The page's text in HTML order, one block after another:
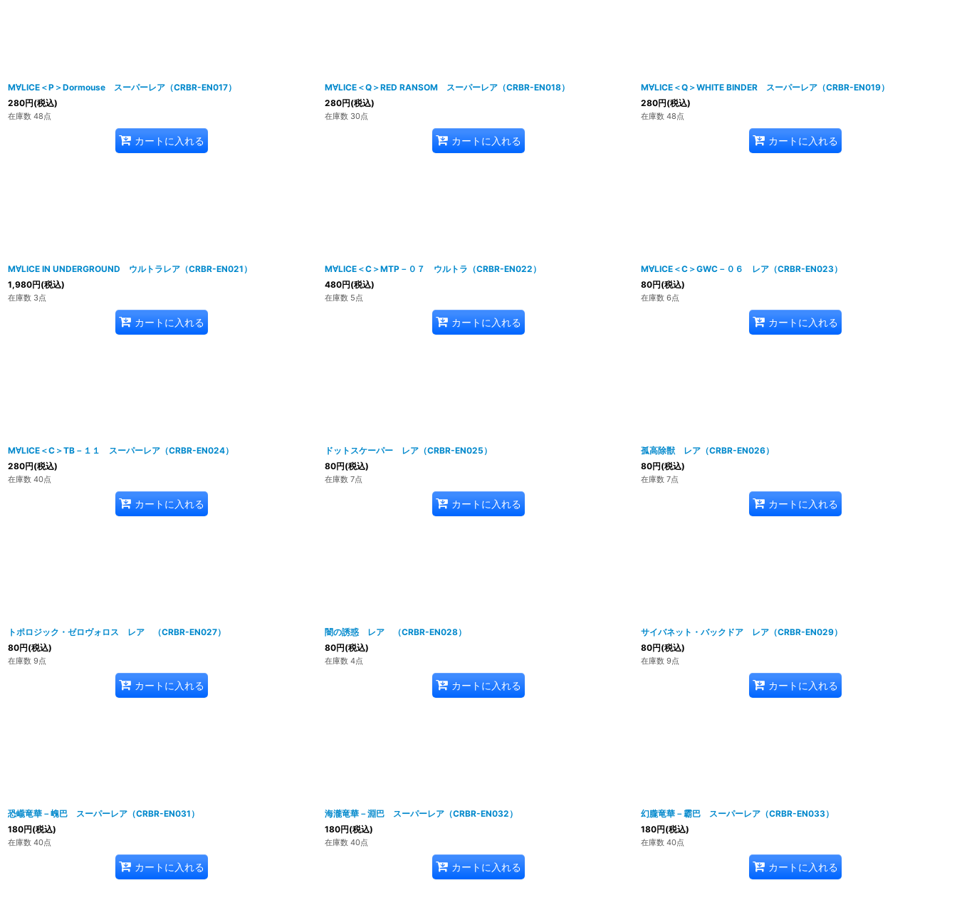
M∀LICE＜P＞Dormouse スーパーレア（CRBR-EN017）
280円(税込)
在庫数 48点
カートに入れる
M∀LICE＜Q＞RED RANSOM スーパーレア（CRBR-EN018）
280円(税込)
在庫数 30点
カートに入れる
M∀LICE＜Q＞WHITE BINDER スーパーレア（CRBR-EN019）
280円(税込)
在庫数 48点
カートに入れる
M∀LICE IN UNDERGROUND ウルトラレア（CRBR-EN021）
1,980円(税込)
在庫数 3点
カートに入れる
M∀LICE＜C＞MTP－０７ ウルトラ（CRBR-EN022）
480円(税込)
在庫数 5点
カートに入れる
M∀LICE＜C＞GWC－０６ レア（CRBR-EN023）
80円(税込)
在庫数 6点
カートに入れる
M∀LICE＜C＞TB－１１ スーパーレア（CRBR-EN024）
280円(税込)
在庫数 40点
カートに入れる
ドットスケーパー レア（CRBR-EN025）
80円(税込)
在庫数 7点
カートに入れる
孤高除獣 レア（CRBR-EN026）
80円(税込)
在庫数 7点
カートに入れる
トポロジック・ゼロヴォロス レア （CRBR-EN027）
80円(税込)
在庫数 9点
カートに入れる
闇の誘惑 レア （CRBR-EN028）
80円(税込)
在庫数 4点
カートに入れる
サイバネット・バックドア レア（CRBR-EN029）
80円(税込)
在庫数 9点
カートに入れる
恐巄竜華－㟴巴 スーパーレア（CRBR-EN031）
180円(税込)
在庫数 40点
カートに入れる
海瀧竜華－淵巴 スーパーレア（CRBR-EN032）
180円(税込)
在庫数 40点
カートに入れる
幻朧竜華－霸巴 スーパーレア（CRBR-EN033）
180円(税込)
在庫数 40点
カートに入れる